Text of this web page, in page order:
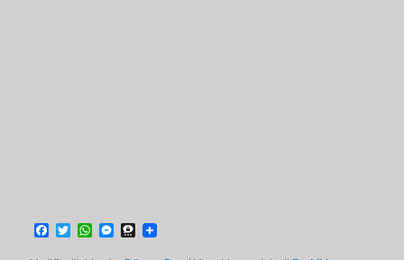
Facebook
TwitterWhatsApp
Messenger
Threema